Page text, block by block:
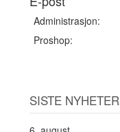
Administrasjon:
Proshop:
SISTE NYHETER